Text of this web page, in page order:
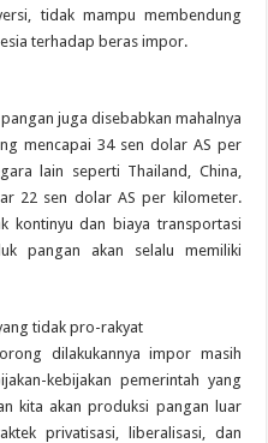
tidak mampu membendung
terhadap beras impor.
juga disebabkan mahalnya
mencapai 34 sen dolar AS per
lain seperti Thailand, China,
22 sen dolar AS per kilometer.
kontinyu dan biaya transportasi
pangan akan selalu memiliki
tidak pro-rakyat
dilakukannya impor masih
kebijakan pemerintah yang
kita akan produksi pangan luar
privatisasi, liberalisasi, dan